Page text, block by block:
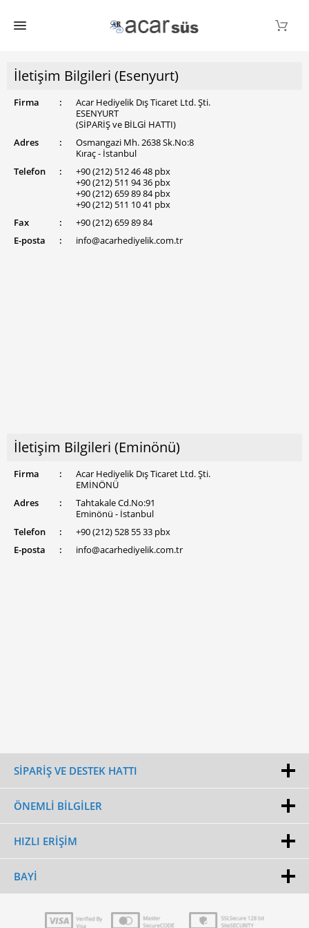
İletişim Bilgileri (Esenyurt)
Firma :
Acar Hediyelik Dış Ticaret Ltd. Şti.
ESENYURT
(SİPARİŞ ve BİLGİ HATTI)
Adres
:
Osmangazi Mh. 2638 Sk.No:8
Kıraç - İstanbul
Telefon
:
+90 (212) 512 46 48 pbx
+90 (212) 511 94 36 pbx
+90 (212) 659 89 84 pbx
+90 (212) 511 10 41 pbx
Fax
:
+90 (212) 659 89 84
E-posta
: info@acarhediyelik.com.tr
İletişim Bilgileri (Eminönü)
Firma :
Acar Hediyelik Dış Ticaret Ltd. Şti.
EMİNÖNÜ
Adres
:
Tahtakale Cd.No:91
Eminönü - İstanbul
Telefon
:
+90 (212) 528 55 33 pbx
E-posta
: info@acarhediyelik.com.tr
SİPARİŞ VE DESTEK HATTI
ÖNEMLI BILGILER
HIZLI ERIŞIM
BAYI